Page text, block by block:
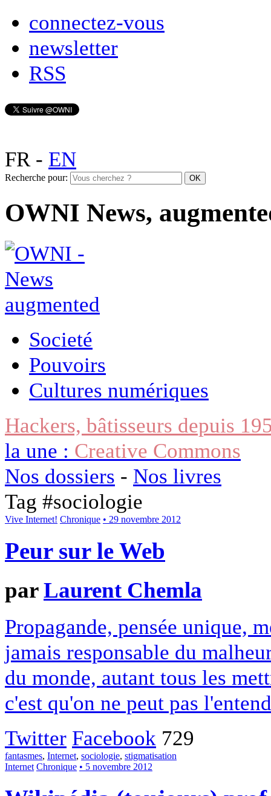
connectez-vous
newsletter
RSS
FR- EN
Recherche pour:
OWNI News,
Societé
Pouvoirs
Cultures numériques
Hackers, bâtisseurs depuis
la une : Creative Commons
Nos dossiers - Nos livres
Tag #sociologie
Vive Internet! Chronique • 29 novembre 2012
Peur sur le Web
parLaurent Chemla
Propagande, pensée unique,
jamais responsable du
du monde, autant tous les
c'est qu'on ne peut pas
Twitter Facebook 729
fantasmes, Internet, sociologie, stigmatisation
Internet Chronique • 5 novembre 2012